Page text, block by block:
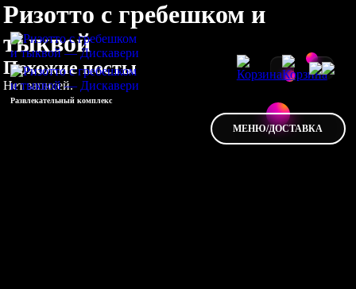
Развлекательный комплекс
МЕНЮ/ДОСТАВКА
Ризотто с гребешком и
тыквой
Похожие посты
Нет записей.